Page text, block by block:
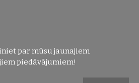
par mūsu jaunajiem
piedāvājumiem!